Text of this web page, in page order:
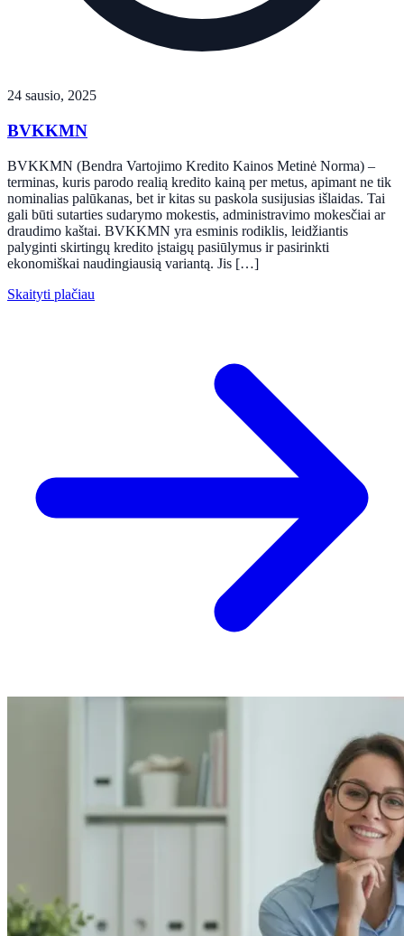
24 sausio, 2025
BVKKMN
BVKKMN (Bendra Vartojimo Kredito Kainos Metinė Norma) –
terminas, kuris parodo realią kredito kainą per metus, apimant ne tik
nominalias palūkanas, bet ir kitas su paskola susijusias išlaidas. Tai
gali būti sutarties sudarymo mokestis, administravimo mokesčiai ar
draudimo kaštai. BVKKMN yra esminis rodiklis, leidžiantis
palyginti skirtingų kredito įstaigų pasiūlymus ir pasirinkti
ekonomiškai naudingiausią variantą. Jis […]
Skaityti plačiau